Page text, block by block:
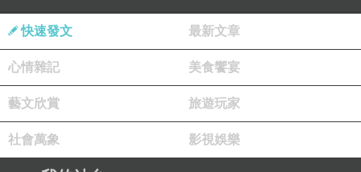
劉家酸菜鍋-一鄉一特色與地方共生共榮-傳統在地特色小
快速發文 最新文章
心情雜記 美食饗宴
藝文欣賞 旅遊玩家
社會萬象 影視娛樂